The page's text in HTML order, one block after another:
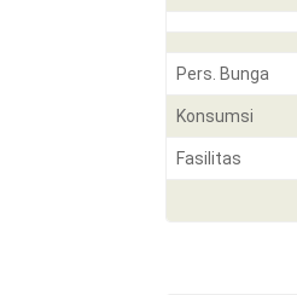
Pers. Bunga
Konsumsi
Fasilitas